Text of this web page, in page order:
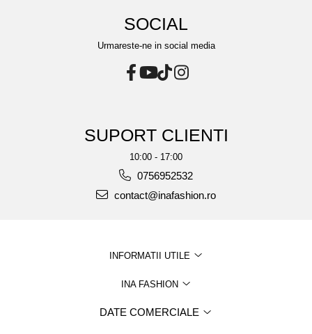
SOCIAL
Urmareste-ne in social media
SUPORT CLIENTI
10:00 - 17:00
0756952532
contact@inafashion.ro
INFORMATII UTILE
INA FASHION
DATE COMERCIALE